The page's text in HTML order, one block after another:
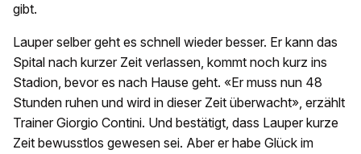
gibt.
Lauper selber geht es schnell wieder besser. Er kann das
Spital nach kurzer Zeit verlassen, kommt noch kurz ins
Stadion, bevor es nach Hause geht. «Er muss nun 48
Stunden ruhen und wird in dieser Zeit überwacht», erzählt
Trainer Giorgio Contini. Und bestätigt, dass Lauper kurze
Zeit bewusstlos gewesen sei. Aber er habe Glück im